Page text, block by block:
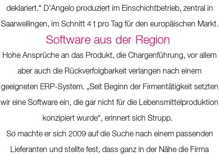
deklariert.“ D’Angelo produziert im Einschichtbetrieb, zentral in
Saarwellingen, im Schnitt 4 t pro Tag für den europäischen Markt.
Software aus der Region
Hohe Ansprüche an das Produkt, die Chargenführung, vor allem
aber auch die Rückverfolgbarkeit verlangen nach einem
geeigneten ERP-System. „Seit Beginn der Firmentätigkeit setzten
wir eine Software ein, die gar nicht für die Lebensmittelproduktion
konzipiert wurde“, erinnert sich Strupp.
So machte er sich 2009 auf die Suche nach einem passenden
Lieferanten und stellte fest, dass ganz in der Nähe die Firma